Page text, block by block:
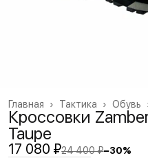
Обувь
Тактика ›
Главная ›
Кроссовки
Taupe
17 080 ₽24 400 ₽−30%